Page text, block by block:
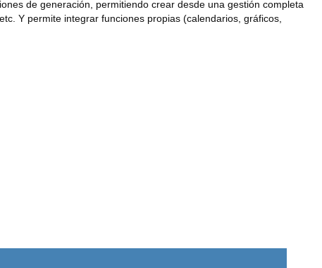
de generación, permitiendo crear desde una gestión completa
Y permite integrar funciones propias (calendarios, gráficos,